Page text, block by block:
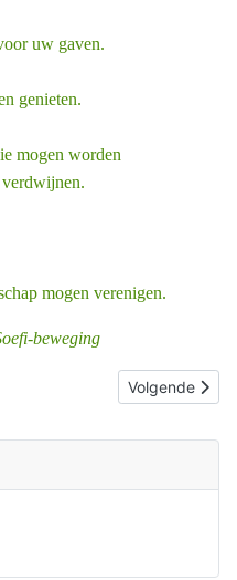
uw gaven.
genieten.
mogen worden
mogen verenigen.
beweging
r.-k. kerk/Volgende
Volgende